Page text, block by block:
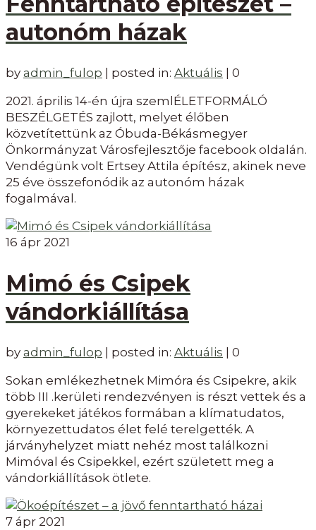
autonóm házak
by admin_fulop posted in: Aktuális
0
2021. április 14-én újra szemlÉLETFORMÁLÓ
BESZÉLGETÉS zajlott, melyet élőben
közvetítettünk az Óbuda-Békásmegyer
Önkormányzat Városfejlesztője facebook oldalán.
Vendégünk volt Ertsey Attila építész, akinek neve
25 éve összefonódik az autonóm házak
fogalmával.
16 ápr 2021
Mimó és Csipek
vándorkiállítása
by admin_fulop posted in: Aktuális
0
Sokan emlékezhetnek Mimóra és Csipekre, akik
több III .kerületi rendezvényen is részt vettek és a
gyerekeket játékos formában a klímatudatos,
környezettudatos élet felé terelgették. A
járványhelyzet miatt nehéz most találkozni
Mimóval és Csipekkel, ezért született meg a
vándorkiállítások ötlete.
7 ápr 2021